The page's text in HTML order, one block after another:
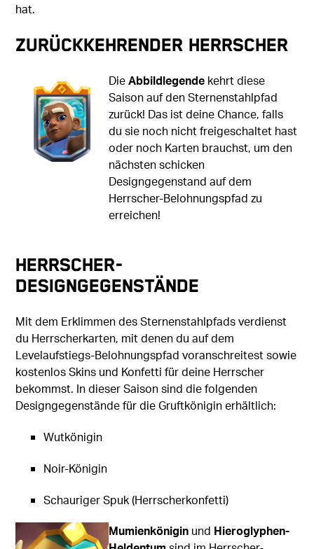
hat.
Zurückkehrender Herrscher
DieAbbildlegende kehrt diese
Saison auf den Sternenstahlpfad
zurück! Das ist deine Chance, falls
du sie noch nicht freigeschaltet hast
oder noch Karten brauchst, um den
nächsten schicken
Designgegenstand auf dem
Herrscher-Belohnungspfad zu
erreichen!
Herrscher-
Designgegenstände
Mit dem Erklimmen des Sternenstahlpfads verdienst
du Herrscherkarten, mit denen du auf dem
Levelaufstiegs-Belohnungspfad voranschreitest sowie
kostenlos Skins und Konfetti für deine Herrscher
bekommst. In dieser Saison sind die folgenden
Designgegenstände für die Gruftkönigin erhältlich:
Wutkönigin
Noir-Königin
Schauriger Spuk (Herrscherkonfetti)
Mumienkönigin und Hieroglyphen-